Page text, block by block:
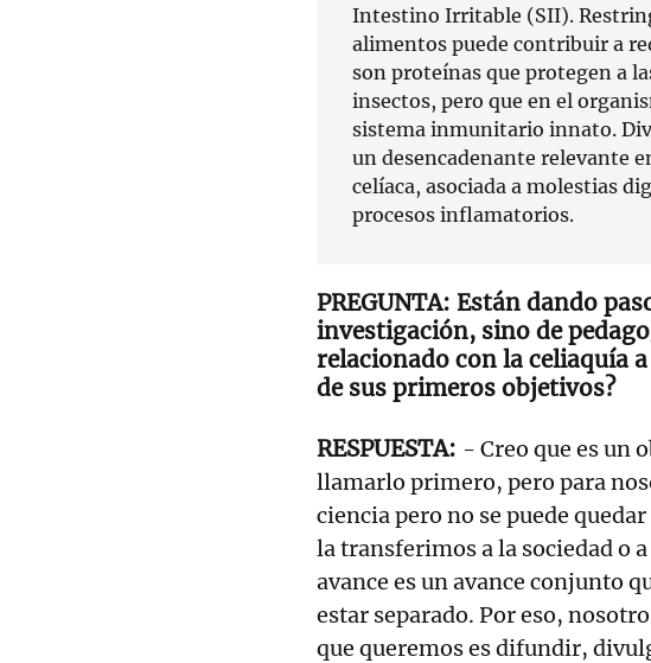
Intestino Irritable (SII).
alimentos puede contribuir a
son proteínas que protegen a
insectos, pero que en el
sistema inmunitario innato.
un desencadenante relevante
celíaca, asociada a molestias
procesos inflamatorios.
Están dando
investigación, sino de
relacionado con la celiaquía
de sus primeros objetivos?
- Creo que es un
llamarlo primero, pero para
ciencia pero no se puede
la transferimos a la sociedad o
avance es un avance conjunto
estar separado. Por eso,
que queremos es difundir,